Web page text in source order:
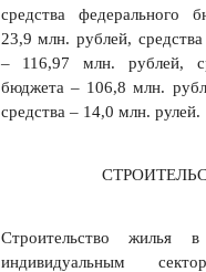
средства федерального
23,9 млн. рублей,
– 116,97 млн. рублей,
бюджета – 106,8 млн.
сред­ства – 14,0 млн. рулей.
Строительство жилья
индивидуальным